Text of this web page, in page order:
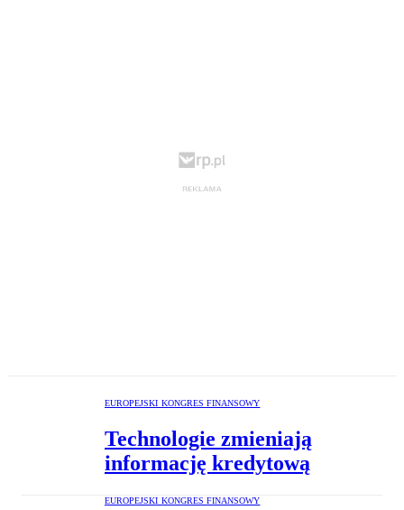
EUROPEJSKI KONGRES FINANSOWY
Technologie zmieniają
informację kredytową
EUROPEJSKI KONGRES FINANSOWY